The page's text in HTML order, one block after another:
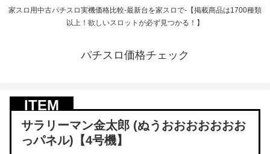
家スロ用中古パチスロ実機価格比較-最新台を家スロで-【掲載商品は1700種類
以上！欲しいスロットが必ず見つかる！】
パチスロ価格チェック
サラリーマン金太郎 (ぬうおおおおおおお
っパネル)【4号機】